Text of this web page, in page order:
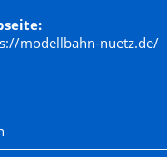
modellbahn-nuetz.de/